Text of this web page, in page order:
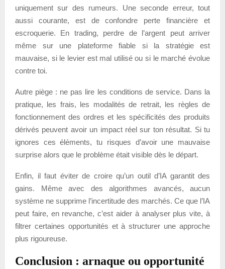
uniquement sur des rumeurs. Une seconde erreur, tout
aussi courante, est de confondre perte financière et
escroquerie. En trading, perdre de l’argent peut arriver
même sur une plateforme fiable si la stratégie est
mauvaise, si le levier est mal utilisé ou si le marché évolue
contre toi.
Autre piège : ne pas lire les conditions de service. Dans la
pratique, les frais, les modalités de retrait, les règles de
fonctionnement des ordres et les spécificités des produits
dérivés peuvent avoir un impact réel sur ton résultat. Si tu
ignores ces éléments, tu risques d’avoir une mauvaise
surprise alors que le problème était visible dès le départ.
Enfin, il faut éviter de croire qu’un outil d’IA garantit des
gains. Même avec des algorithmes avancés, aucun
système ne supprime l’incertitude des marchés. Ce que l’IA
peut faire, en revanche, c’est aider à analyser plus vite, à
filtrer certaines opportunités et à structurer une approche
plus rigoureuse.
Conclusion : arnaque ou opportunité